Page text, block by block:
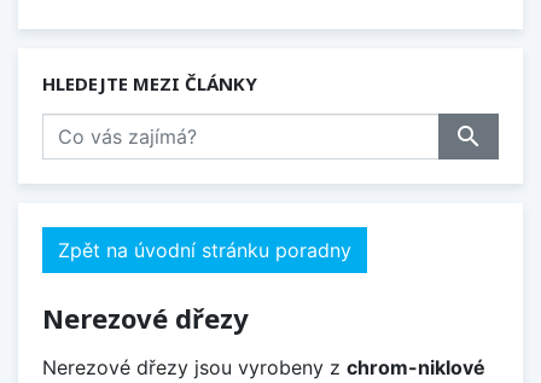
HLEDEJTE MEZI ČLÁNKY
search
Zpět na úvodní stránku poradny
Nerezové dřezy
Nerezové dřezy jsou vyrobeny z chrom-niklové